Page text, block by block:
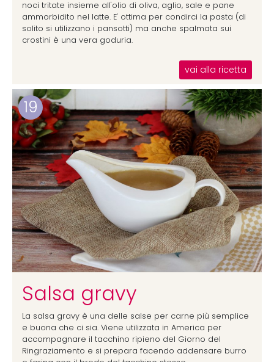
noci tritate insieme all'olio di oliva, aglio, sale e pane
ammorbidito nel latte. E' ottima per condirci la pasta (di
solito si utilizzano i pansotti) ma anche spalmata sui
crostini è una vera goduria.
vai alla ricetta
19
Salsa gravy
La salsa gravy è una delle salse per carne più semplice
e buona che ci sia. Viene utilizzata in America per
accompagnare il tacchino ripieno del Giorno del
Ringraziamento e si prepara facendo addensare burro